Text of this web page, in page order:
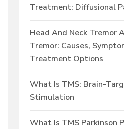
Treatment: Diffusional
Head And Neck Tremor
Tremor: Causes,
Treatment Options
What Is TMS: Brain-
Stimulation
What Is TMS Parkinson